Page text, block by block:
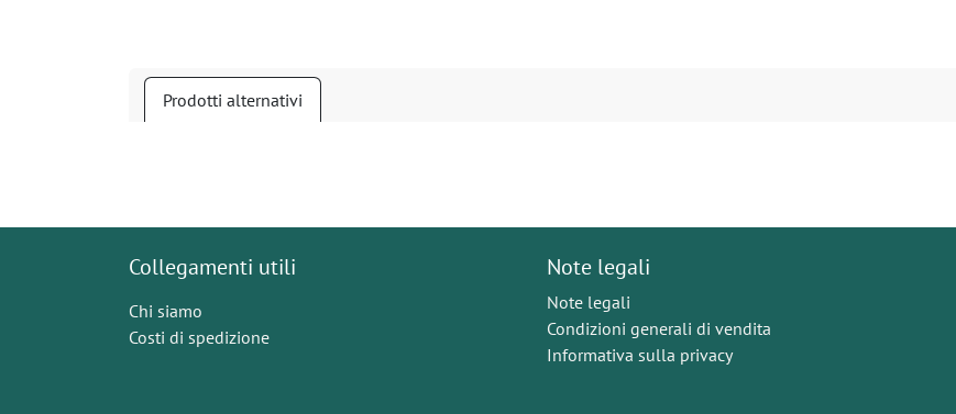
Prodotti alternativi
Collegamenti utili
Chi siamo
Costi di spedizione
Note legali
Note legali
Condizioni generali di vendita
Informativa sulla privacy